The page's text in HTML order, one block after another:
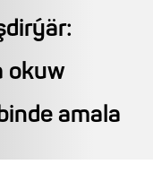
okuw
amala